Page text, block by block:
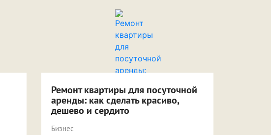
Ремонт квартиры для посуточной
аренды: как сделать красиво,
дешево и сердито
Бизнес